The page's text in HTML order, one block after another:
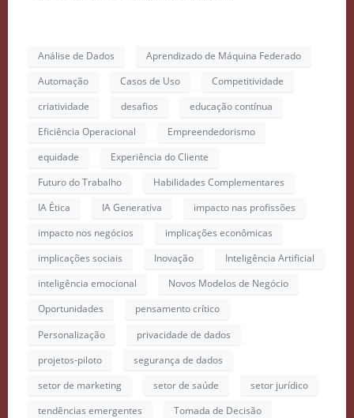
Análise de Dados
Aprendizado de Máquina Federado
Automação
Casos de Uso
Competitividade
criatividade
desafios
educação contínua
Eficiência Operacional
Empreendedorismo
equidade
Experiência do Cliente
Futuro do Trabalho
Habilidades Complementares
IA Ética
IA Generativa
impacto nas profissões
impacto nos negócios
implicações econômicas
implicações sociais
Inovação
Inteligência Artificial
inteligência emocional
Novos Modelos de Negócio
Oportunidades
pensamento crítico
Personalização
privacidade de dados
projetos-piloto
segurança de dados
setor de marketing
setor de saúde
setor jurídico
tendências emergentes
Tomada de Decisão